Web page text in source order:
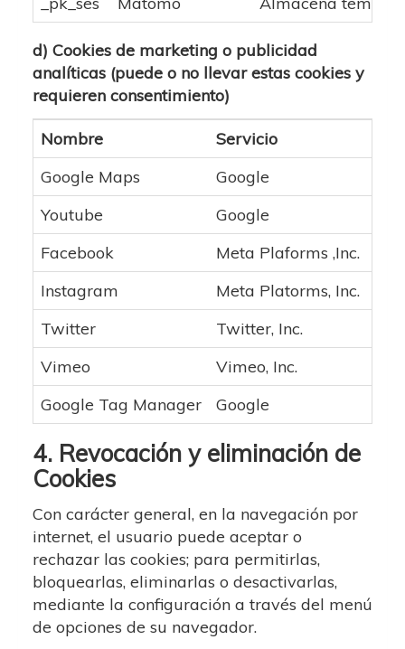
d) Cookies de marketing o publicidad
analíticas (puede o no llevar estas cookies y
requieren consentimiento)
Nombre Servicio
Google Maps
Google
Youtube
Google
Facebook
Meta Plaforms ,Inc.
Instagram
Meta Platorms, Inc.
Twitter
Twitter, Inc.
Vimeo
Vimeo, Inc.
Google Tag Manager
Google
4. Revocación y eliminación de
Cookies
Con carácter general, en la navegación por
internet, el usuario puede aceptar o
rechazar las cookies; para permitirlas,
bloquearlas, eliminarlas o desactivarlas,
mediante la configuración a través del menú
de opciones de su navegador.